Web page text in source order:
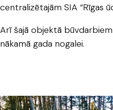
centralizētajām SIA “Rīgas
Arī šajā objektā
nākamā gada nogalei.